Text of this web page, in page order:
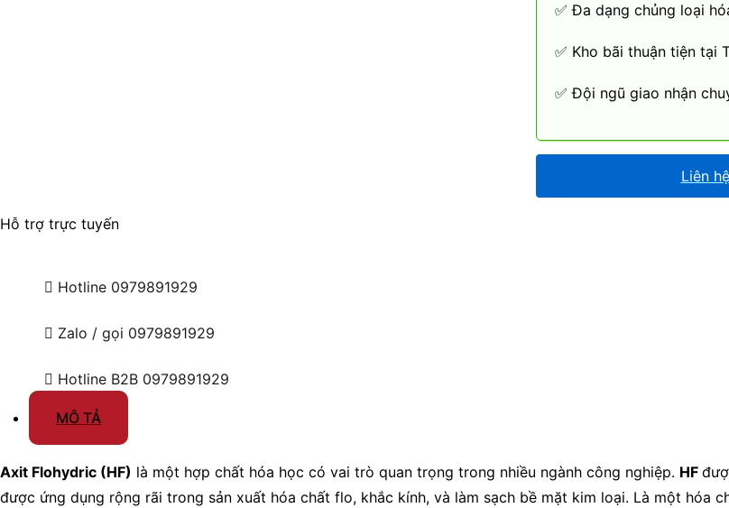
✅ Đa dạng chủng loại
✅ Kho bãi thuận tiện tại
✅ Đội ngũ giao nhận
Liên hệ
Hỗ trợ trực tuyến
Hotline 0979891929
Zalo / gọi 0979891929
Hotline B2B 0979891929
MÔ TẢ
Axit Flohydric (HF) là một hợp chất hóa học có vai trò quan trọng trong nhiều ngành công nghiệp. HF
được ứng dụng rộng rãi trong sản xuất hóa chất flo, khắc kính, và làm sạch bề mặt kim loại. Là một hóa